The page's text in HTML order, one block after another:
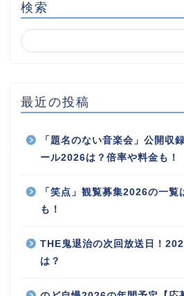
検索
最近の投稿
「題名のない音楽会」公開収
ール2026は？倍率や料金も！
「笑点」観覧募集2026の一覧
も！
THE鬼退治の次回放送日！
は？